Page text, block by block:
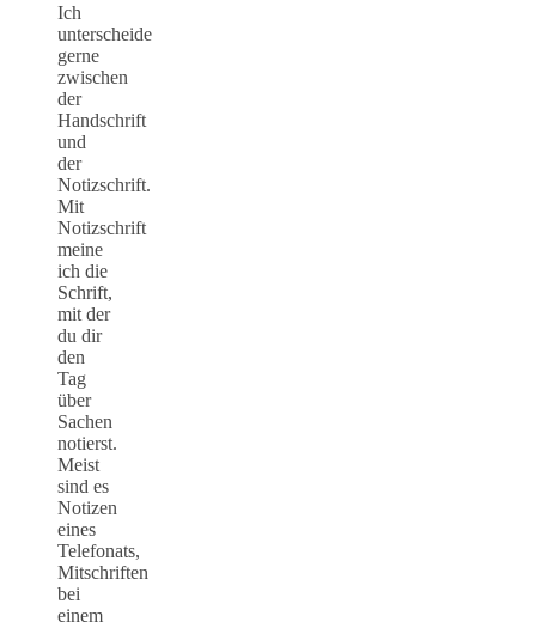
Ich
unterscheide
gerne
zwischen
der
Handschrift
und
der
Notizschrift.
Mit
Notizschrift
meine
ich die
Schrift,
mit der
du dir
den
Tag
über
Sachen
notierst.
Meist
sind es
Notizen
eines
Telefonats,
Mitschriften
bei
einem